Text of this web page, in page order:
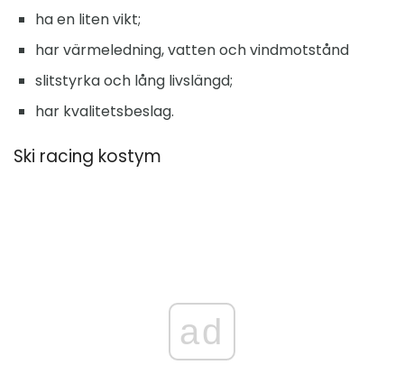
ha en liten vikt;
har värmeledning, vatten och vindmotstånd
slitstyrka och lång livslängd;
har kvalitetsbeslag.
Ski racing kostym
ad